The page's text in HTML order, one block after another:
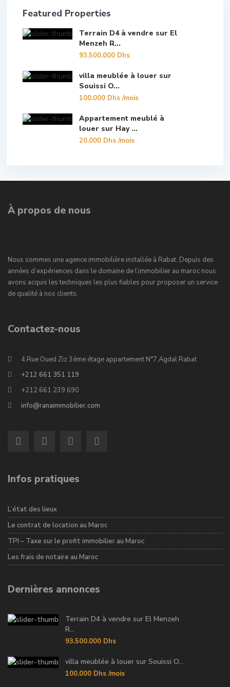
Featured Properties
Terrain D4 à vendre sur El
Menzeh R...
93.500.000 Dhs
villa meublée à louer sur
Souissi O...
100.000 Dhs/mois
Appartement meublé à
louer sur Hay ...
20.000 Dhs/mois
À propos de nous
Nous sommes une agence immobilière installée à Rabat. Depuis des
années d’expériences dans le domaine de l’immobilier au maroc nous
avons acquis les techniques les plus fiables pour proposer un service
de qualité à nos clients.
Contactez-nous
4,Rue Oued Ziz 3éme étage appartement N°7,Agdal Rabat
+212 661 351 119
+212 661 239 690
info@ranaimmobilier.com
Infos pratiques
L’état des lieux
Le contrat de location au Maroc
TPI – Taxe sur le profit immobilier au Maroc
Les frais de notaire au Maroc
Dernières annonces
Terrain D4 à vendre sur El Menzeh
R...
93.500.000 Dhs
villa meublée à louer sur Souissi O...
100.000 Dhs /mois